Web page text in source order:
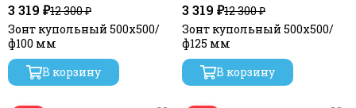
3 319 ₽12 300 ₽
Зонт купольный 500х500/
ф100 мм
В корзину
3 319 ₽12 300 ₽
Зонт купольный 500х500/
ф125 мм
В корзину